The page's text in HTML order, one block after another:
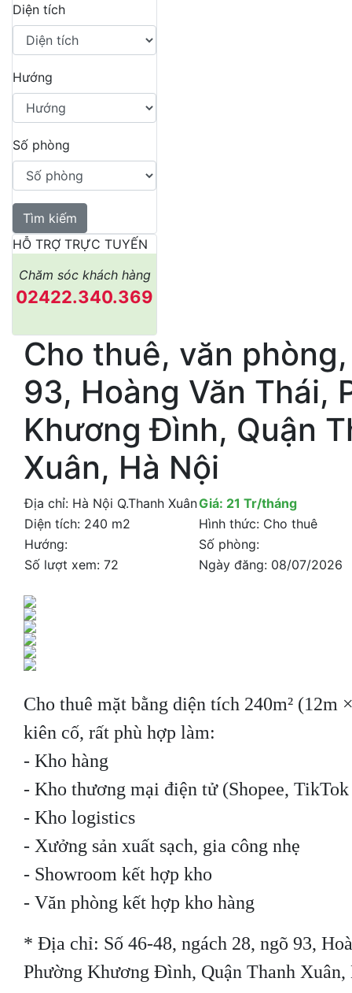
Diện tích
Hướng
Số phòng
Tìm kiếm
HỖ TRỢ TRỰC TUYẾN
Chăm sóc khách hàng
02422.340.369
Cho thuê, văn
93, Hoàng Văn Thái,
Khương Đình, Quận
Xuân, Hà Nội
Địa chỉ: Hà Nội Q.Thanh XuânGiá: 21 Tr/tháng
Diện tích: 240 m2 Hình thức: Cho thuê
Hướng:
Số phòng:
Số lượt xem: 72 Ngày đăng: 08/07/2026
Cho thuê mặt bằng diện tích 240m² (12m
kiên cố, rất phù hợp làm:
- Kho hàng
- Kho thương mại điện tử (Shopee, TikTok
- Kho logistics
- Xưởng sản xuất sạch, gia công nhẹ
- Showroom kết hợp kho
- Văn phòng kết hợp kho hàng
* Địa chỉ: Số 46-48, ngách 28, ngõ 93,
Phường Khương Đình, Quận Thanh Xuân,